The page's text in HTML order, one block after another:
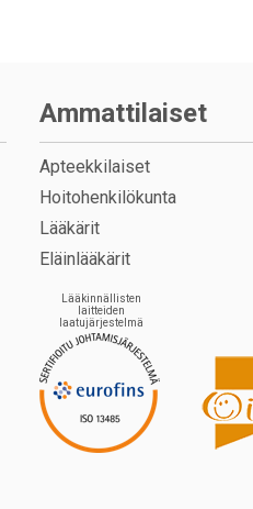
Ammattilaiset
Apteekkilaiset
Hoitohenkilökunta
Lääkärit
Eläinlääkärit
Lääkinnällisten
laitteiden
laatujärjestelmä